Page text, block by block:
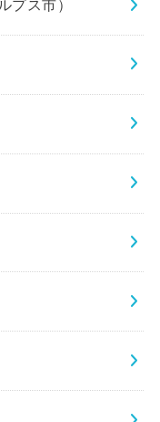
プス市）